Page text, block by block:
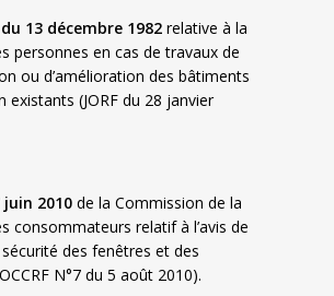
13 décembre 1982 relative à la
personnes en cas de travaux de
ou d’amélioration des bâtiments
existants (JORF du 28 janvier
juin 2010 de la Commission de la
consommateurs relatif à l’avis de
des fenêtres et des
N°7 du 5 août 2010).